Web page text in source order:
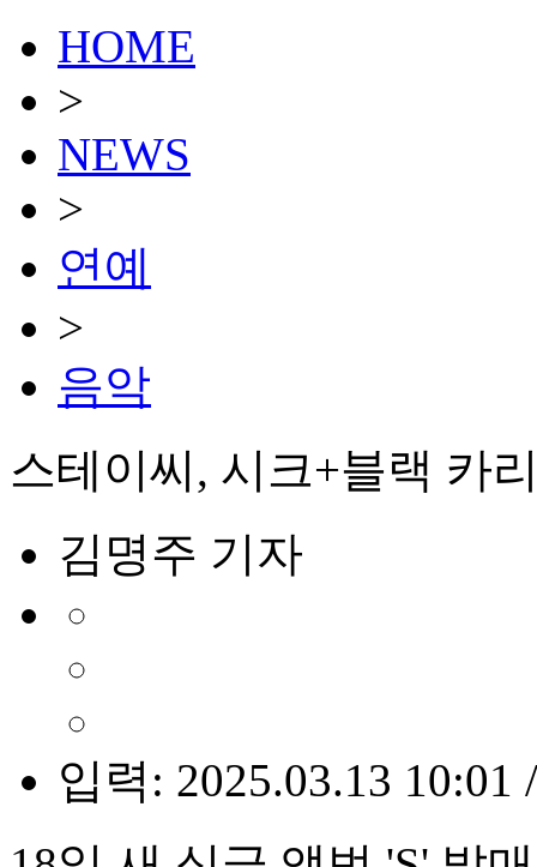
HOME
>
NEWS
>
연예
>
음악
스테이씨, 시크+블랙 카
김명주 기자
입력: 2025.03.13 10:01